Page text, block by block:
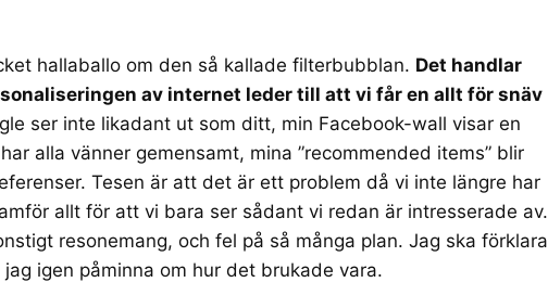
hallaballo om den så kallade filterbubblan. Det handlar
av internet leder till att vi får en allt för snäv
ser inte likadant ut som ditt, min Facebook-wall visar en
alla vänner gemensamt, mina ”recommended items” blir
Tesen är att det är ett problem då vi inte längre har
allt för att vi bara ser sådant vi redan är intresserade av.
resonemang, och fel på så många plan. Jag ska förklara
igen påminna om hur det brukade vara.